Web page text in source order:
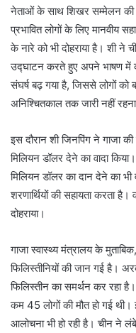
नेताओं के साथ शिखर सम्मेलन की
प्रभावित लोगों के लिए मानवीय
के नारे को भी दोहराया है। शी
उद्घाटन करते हुए अपने भाषण में
संघर्ष बढ़ गया है, जिससे लोगों को
अनिश्चितकाल तक जारी नहीं
इस दौरान शी जिनपिंग ने गाजा
मिलियन डॉलर देने का वादा
मिलियन डॉलर का दान देने का भी
शरणार्थियों की सहायता करता
दोहराया।
गाजा स्वास्थ्य मंत्रालय के
फिलिस्तीनियों की जान गई है।
फिलिस्तीन का समर्थन कर रहा
कम 45 लोगों की मौत हो गई
आलोचना भी हो रही है। चीन ने